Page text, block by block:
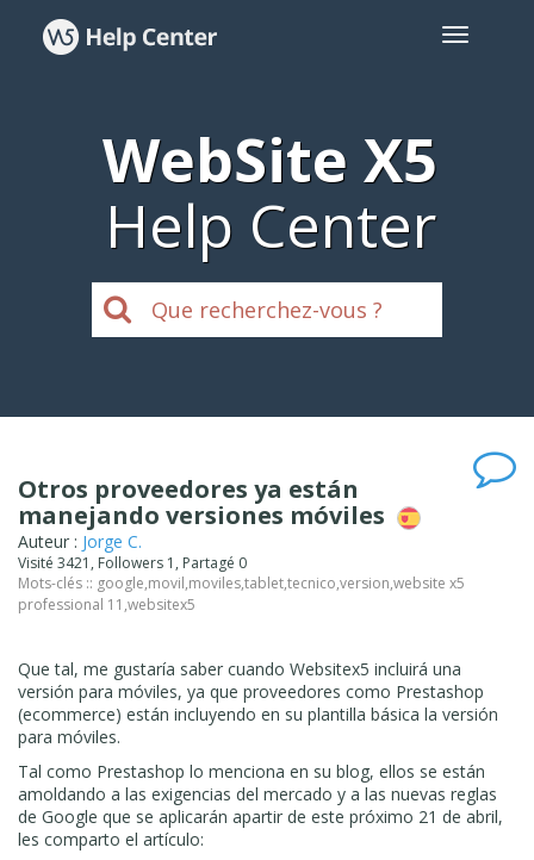
WebSite X5
Help Center
Otros proveedores ya están
manejando versiones móviles
Auteur : Jorge C.
Visité 3421, Followers 1, Partagé 0
Mots-clés :: google,movil,moviles,tablet,tecnico,version,website x5
professional 11 ,websitex5
Que tal, me gustaría saber cuando Websitex5 incluirá una
versión para móviles, ya que proveedores como Prestashop
(ecommerce) están incluyendo en su plantilla básica la versión
para móviles.
Tal como Prestashop lo menciona en su blog, ellos se están
amoldando a las exigencias del mercado y a las nuevas reglas
de Google que se aplicarán apartir de este próximo 21 de abril,
les comparto el artículo: